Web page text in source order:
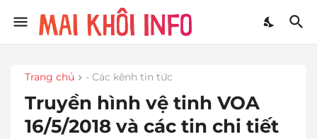
Trang chủ - Các kênh tin tức
Truyền hình vệ tinh VOA
16/5/2018 và các tin chi tiết